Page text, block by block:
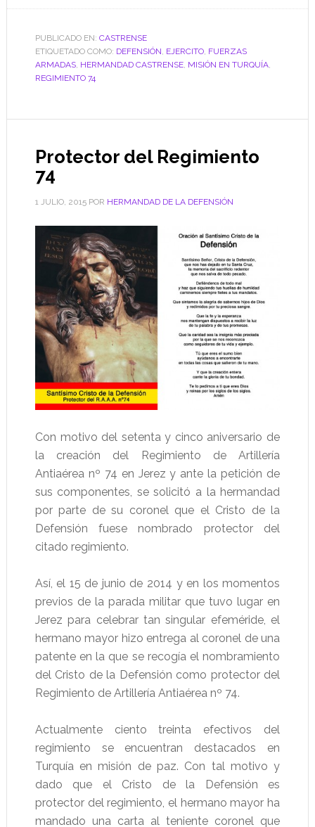
PUBLICADO EN: CASTRENSE
ETIQUETADO COMO: DEFENSIÓN, EJERCITO, FUERZAS
ARMADAS, HERMANDAD CASTRENSE, MISIÓN EN TURQUÍA,
REGIMIENTO 74
Protector del Regimiento
74
1 JULIO, 2015POR HERMANDAD DE LA DEFENSIÓN
Con motivo del setenta y cinco aniversario de
la creación del Regimiento de Artillería
Antiaérea nº 74 en Jerez y ante la petición de
sus componentes, se solicitó a la hermandad
por parte de su coronel que el Cristo de la
Defensión fuese nombrado protector del
citado regimiento.
Así, el 15 de junio de 2014 y en los momentos
previos de la parada militar que tuvo lugar en
Jerez para celebrar tan singular efeméride, el
hermano mayor hizo entrega al coronel de una
patente en la que se recogía el nombramiento
del Cristo de la Defensión como protector del
Regimiento de Artillería Antiaérea nº 74.
Actualmente ciento treinta efectivos del
regimiento se encuentran destacados en
Turquía en misión de paz. Con tal motivo y
dado que el Cristo de la Defensión es
protector del regimiento, el hermano mayor ha
mandado una carta al teniente coronel que